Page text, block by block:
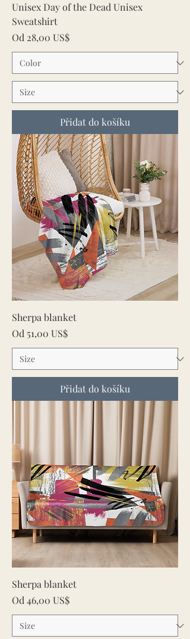
Unisex Day of the Dead Unisex
Sweatshirt
Od 28,00 US$
Zvýhodněná cena
Přidat do košíku
Sherpa blanket
Od 51,00 US$
Zvýhodněná cena
Přidat do košíku
Sherpa blanket
Od 46,00 US$
Zvýhodněná cena